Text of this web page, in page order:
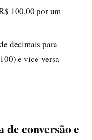
100,00 por um
de decimais para
e vice-versa
conversão e